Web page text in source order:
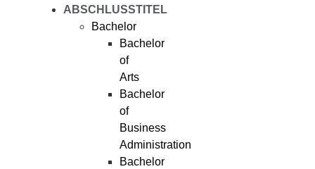
ABSCHLUSSTITEL
Bachelor
Bachelor
of
Arts
Bachelor
of
Business
Administration
Bachelor